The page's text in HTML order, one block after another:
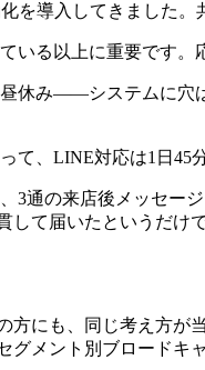
導入してきました。
いる以上に重要です。
休み——システムに穴
て、LINE対応は1日45
3通の来店後メッセー
て届いたというだけで
にも、同じ考え方が
メント別ブロードキ